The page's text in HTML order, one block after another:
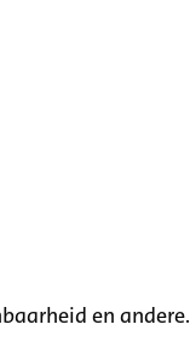
en andere.